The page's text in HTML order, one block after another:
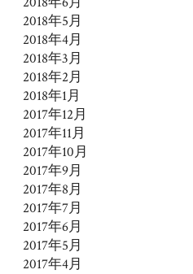
2018年5月
2018年4月
2018年3月
2018年2月
2018年1月
2017年12月
2017年11月
2017年10月
2017年9月
2017年8月
2017年7月
2017年6月
2017年5月
2017年4月